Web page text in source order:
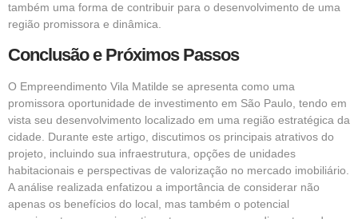
também uma forma de contribuir para o desenvolvimento de uma
região promissora e dinâmica.
Conclusão e Próximos Passos
O Empreendimento Vila Matilde se apresenta como uma
promissora oportunidade de investimento em São Paulo, tendo em
vista seu desenvolvimento localizado em uma região estratégica da
cidade. Durante este artigo, discutimos os principais atrativos do
projeto, incluindo sua infraestrutura, opções de unidades
habitacionais e perspectivas de valorização no mercado imobiliário.
A análise realizada enfatizou a importância de considerar não
apenas os benefícios do local, mas também o potencial